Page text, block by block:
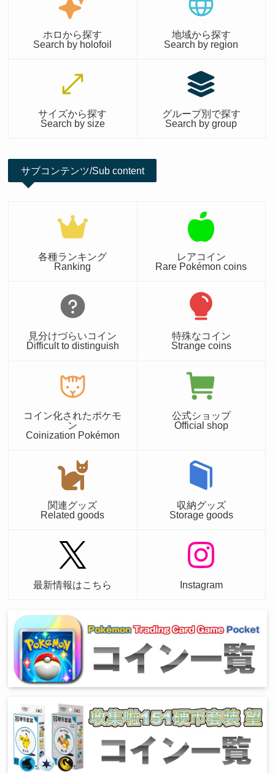
ホロから探す
Search by holofoil
地域から探す
Search by region
サイズから探す
Search by size
グループ別で探す
Search by group
サブコンテンツ/Sub content
各種ランキング
Ranking
レアコイン
Rare Pokémon coins
見分けづらいコイン
Difficult to distinguish
特殊なコイン
Strange coins
コイン化されたポケモ
ン
Coinization Pokémon
公式ショップ
Official shop
関連グッズ
Related goods
収納グッズ
Storage goods
最新情報はこちら Instagram